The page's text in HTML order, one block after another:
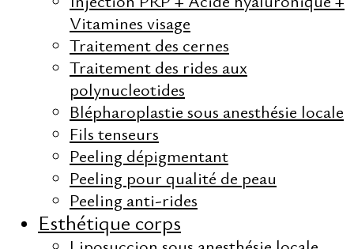
Vitamines visage
Traitement des cernes
Traitement des rides aux
polynucleotides
Blépharoplastie sous anesthésie locale
Fils tenseurs
Peeling dépigmentant
Peeling pour qualité de peau
Peeling anti-rides
Esthétique corps
Mobile: +33 6 50 29 21 15
Email: contact@lecarredor.fr
FACEBOOK
INSTAGRAM
DOCTENA